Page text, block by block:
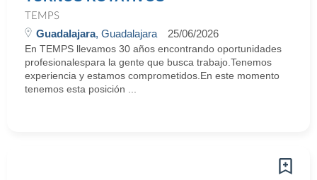
TEMPS
Guadalajara, Guadalajara 25/06/2026
En TEMPS llevamos 30 años encontrando oportunidades
profesionalespara la gente que busca trabajo.Tenemos
experiencia y estamos comprometidos.En este momento
tenemos esta posición ...